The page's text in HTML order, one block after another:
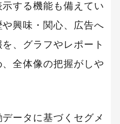
する機能も備えてい
興味・関心、広告へ
、グラフやレポート
全体像の把握がしや
ータに基づくセグメ